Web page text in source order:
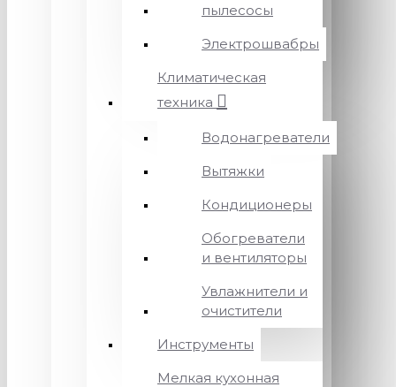
пылесосы
Электрошвабры
Климатическая
техника
Водонагреватели
Вытяжки
Кондиционеры
Обогреватели
и вентиляторы
Увлажнители и
очистители
Инструменты
Мелкая кухонная